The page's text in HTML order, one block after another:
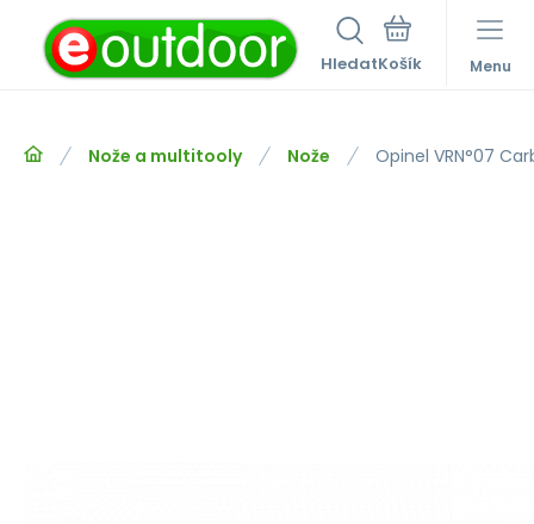
Hledat Menu
Nože a multitooly Nože Opinel VRN°07